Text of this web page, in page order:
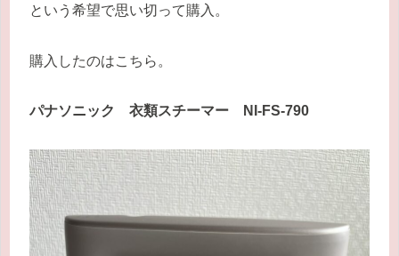
という希望で思い切って購入。
購入したのはこちら。
パナソニック 衣類スチーマー NI-FS-790